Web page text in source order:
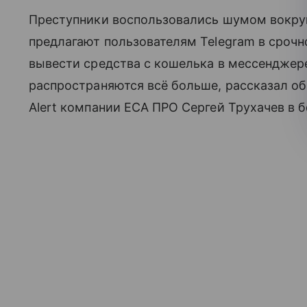
Преступники воспользовались шумом
предлагают пользователям Telegram в
вывести средства с кошелька в
распространяются всё больше, рассказал
Alert компании ЕСА ПРО Сергей Трухачев в